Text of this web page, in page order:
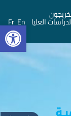
العليا En
Fr